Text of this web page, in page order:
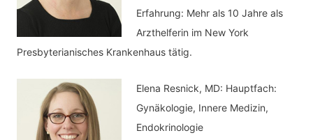
Erfahrung: Mehr als 10 Jahre als
Arzthelferin im New York
Presbyterianisches Krankenhaus tätig.
Elena Resnick, MD: Hauptfach:
Gynäkologie, Innere Medizin,
Endokrinologie